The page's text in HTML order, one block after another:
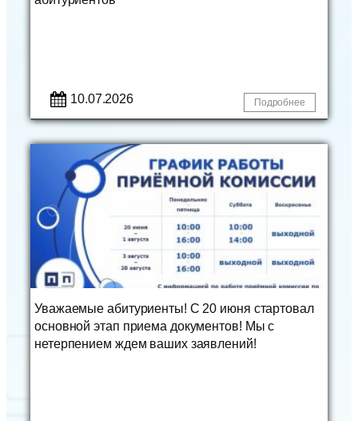
10.07.2026 Подробнее
Уважаемые абитуриенты! С 20 июня стартовал
основной этап приема документов! Мы с
нетерпением ждем ваших заявлений!